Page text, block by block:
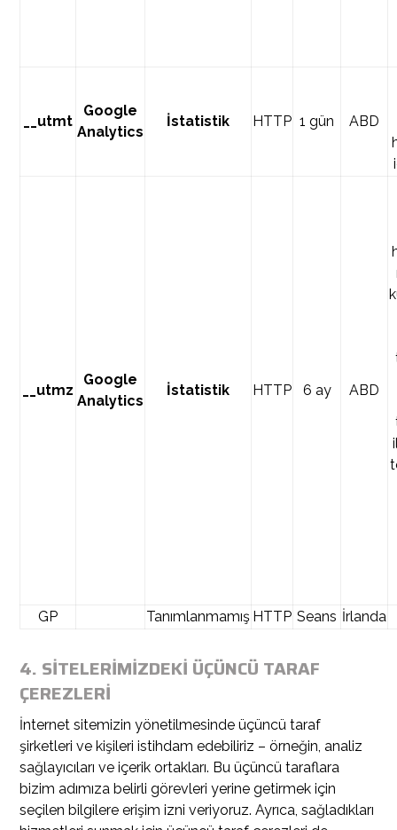
__utmt
Google
Analytics
İstatistik HTTP 1 gün
ABD
__utmz
Google
Analytics
İstatistik HTTP 6 ay ABD
GP Tanımlanmamış HTTP Seans İrlanda
4. SİTELERİMİZDEKİ ÜÇÜNCÜ TARAF
ÇEREZLERİ
İnternet sitemizin yönetilmesinde üçüncü taraf
şirketleri ve kişileri istihdam edebiliriz – örneğin, analiz
sağlayıcıları ve içerik ortakları. Bu üçüncü taraflara
bizim adımıza belirli görevleri yerine getirmek için
seçilen bilgilere erişim izni veriyoruz. Ayrıca, sağladıkları